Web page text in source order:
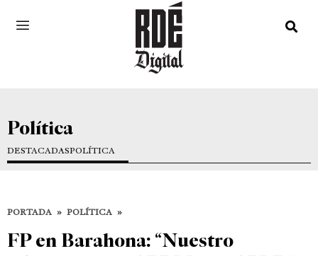
Política
DESTACADASPOLÍTICA
PORTADA » POLÍTICA »
FP en Barahona: “Nuestro